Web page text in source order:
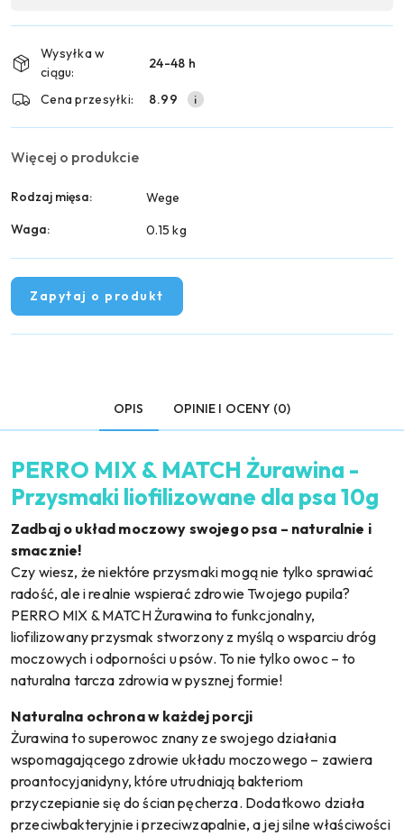
płatność
dostawa
Wysyłka w
ciągu:
24-48 h
Cena przesyłki: 8.99
Więcej o produkcie
Rodzaj mięsa:
Wege
Waga:
0.15 kg
Zapytaj o produkt
OPIS OPINIE I OCENY (0)
PERRO MIX & MATCH Żurawina -
Przysmaki liofilizowane dla psa 10g
Zadbaj o układ moczowy swojego psa – naturalnie i
smacznie!
Czy wiesz, że niektóre przysmaki mogą nie tylko sprawiać
radość, ale i realnie wspierać zdrowie Twojego pupila?
PERRO MIX & MATCH Żurawina to funkcjonalny,
liofilizowany przysmak stworzony z myślą o wsparciu dróg
moczowych i odporności u psów. To nie tylko owoc – to
naturalna tarcza zdrowia w pysznej formie!
Naturalna ochrona w każdej porcji
Żurawina to superowoc znany ze swojego działania
wspomagającego zdrowie układu moczowego – zawiera
proantocyjanidyny, które utrudniają bakteriom
przyczepianie się do ścian pęcherza. Dodatkowo działa
przeciwbakteryjnie i przeciwzapalnie, a jej silne właściwości